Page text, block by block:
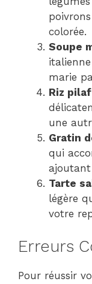
colorée.
Soupe
marie
Riz
une
Gratin
qui
Tarte
légère
votre
Erreurs
Pour réussir